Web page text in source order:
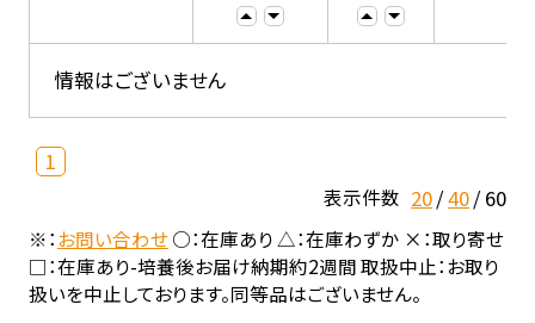
情報はございません
1
表示件数 20 40 60
※：お問い合わせ○：在庫あり △：在庫わずか ×：取り寄せ
□：在庫あり-培養後お届け納期約2週間 取扱中止：お取り
扱いを中止しております。同等品はございません。